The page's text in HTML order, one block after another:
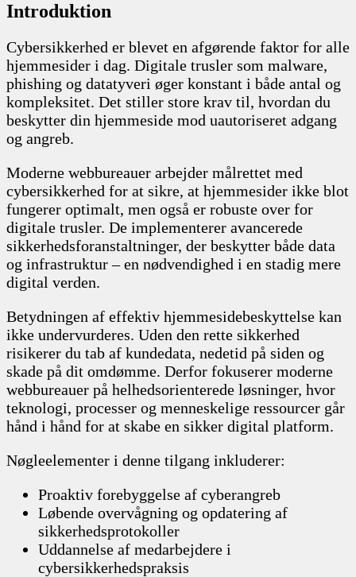
Introduktion
Cybersikkerhed er blevet en afgørende faktor for alle
hjemmesider i dag. Digitale trusler som malware,
phishing og datatyveri øger konstant i både antal og
kompleksitet. Det stiller store krav til, hvordan du
beskytter din hjemmeside mod uautoriseret adgang
og angreb.
Moderne webbureauer arbejder målrettet med
cybersikkerhed for at sikre, at hjemmesider ikke blot
fungerer optimalt, men også er robuste over for
digitale trusler. De implementerer avancerede
sikkerhedsforanstaltninger, der beskytter både data
og infrastruktur – en nødvendighed i en stadig mere
digital verden.
Betydningen af effektiv hjemmesidebeskyttelse kan
ikke undervurderes. Uden den rette sikkerhed
risikerer du tab af kundedata, nedetid på siden og
skade på dit omdømme. Derfor fokuserer moderne
webbureauer på helhedsorienterede løsninger, hvor
teknologi, processer og menneskelige ressourcer går
hånd i hånd for at skabe en sikker digital platform.
Nøgleelementer i denne tilgang inkluderer:
Proaktiv forebyggelse af cyberangreb
Løbende overvågning og opdatering af
sikkerhedsprotokoller
Uddannelse af medarbejdere i
cybersikkerhedspraksis